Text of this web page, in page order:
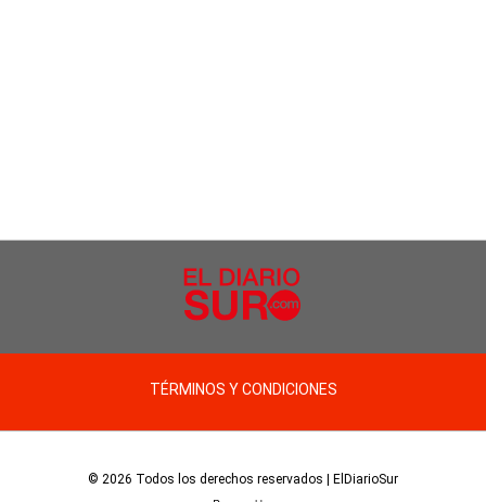
TÉRMINOS Y CONDICIONES
© 2026 Todos los derechos reservados | ElDiarioSur